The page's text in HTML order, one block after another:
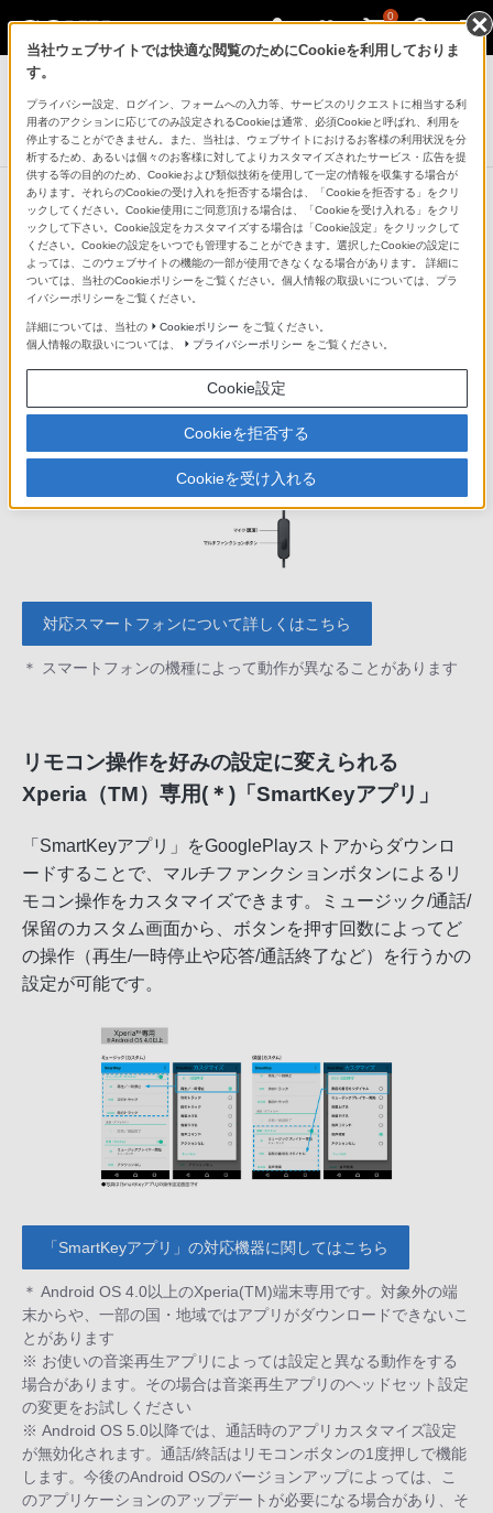
0
ヘッドホン
密閉型インナーイヤーレシーバー
MDR-EX150AP
スマートフォン対応
スマートフォンでハンズフリー通話、リモコン
での音楽操作が可能
リモコンにマルチファンクションボタンとマイクを内
蔵。スマートフォンでハンズフリー通話が可能です。さ
らに、音楽再生/一時停止もできるので、スマートフォン
で音楽を聴くときも便利です(＊)。
対応スマートフォンについて詳しくはこちら
＊ スマートフォンの機種によって動作が異なることがあります
リモコン操作を好みの設定に変えられる
Xperia（TM）専用(＊)「SmartKeyアプリ」
「SmartKeyアプリ」をGooglePlayストアからダウンロ
ードすることで、マルチファンクションボタンによるリ
モコン操作をカスタマイズできます。ミュージック/通話/
保留のカスタム画面から、ボタンを押す回数によってど
の操作（再生/一時停止や応答/通話終了など）を行うかの
設定が可能です。
「SmartKeyアプリ」の対応機器に関してはこちら
＊ Android OS 4.0以上のXperia(TM)端末専用です。対象外の端
末からや、一部の国・地域ではアプリがダウンロードできないこ
とがあります
※ お使いの音楽再生アプリによっては設定と異なる動作をする
場合があります。その場合は音楽再生アプリのヘッドセット設定
の変更をお試しください
※ Android OS 5.0以降では、通話時のアプリカスタマイズ設定
が無効化されます。通話/終話はリモコンボタンの1度押しで機能
します。今後のAndroid OSのバージョンアップによっては、こ
のアプリケーションのアップデートが必要になる場合があり、そ
当社ウェブサイトでは快適な閲覧のためにCookieを利用しておりま
す。
プライバシー設定、ログイン、フォームへの入力等、サービスのリクエストに相当する利
用者のアクションに応じてのみ設定されるCookieは通常、必須Cookieと呼ばれ、利用を
停止することができません。また、当社は、ウェブサイトにおけるお客様の利用状況を分
析するため、あるいは個々のお客様に対してよりカスタマイズされたサービス・広告を提
供する等の目的のため、Cookieおよび類似技術を使用して一定の情報を収集する場合が
あります。それらのCookieの受け入れを拒否する場合は、「Cookieを拒否する」をクリ
ックしてください。Cookie使用にご同意頂ける場合は、「Cookieを受け入れる」をクリ
ックして下さい。Cookie設定をカスタマイズする場合は「Cookie設定」をクリックして
ください。Cookieの設定をいつでも管理することができます。選択したCookieの設定に
よっては、このウェブサイトの機能の一部が使用できなくなる場合があります。 詳細に
ついては、当社のCookieポリシーをご覧ください。個人情報の取扱いについては、プラ
イバシーポリシーをご覧ください。
詳細については、当社の Cookieポリシー をご覧ください。
個人情報の取扱いについては、
プライバシーポリシー をご覧ください。
Cookie設定
Cookieを拒否する
Cookieを受け入れる